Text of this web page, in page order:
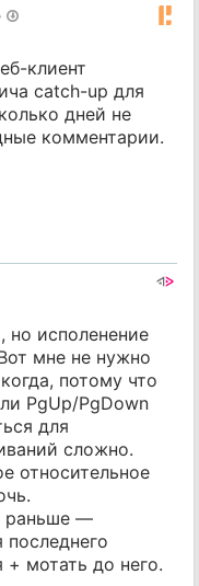
клиент
catch-up для
дней не
комментарии.
но исполенение
мне не нужно
потому что
PgUp/PgDown
для
сложно.
относительное
раньше —
+ мотать до него.